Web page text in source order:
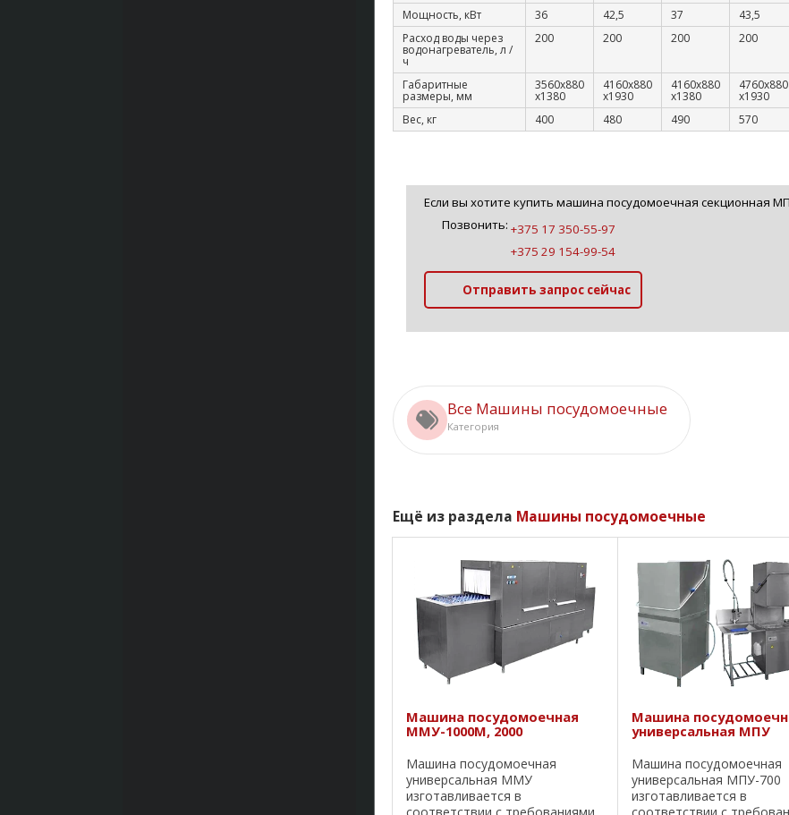
Мощность, кВт 36 42,5 37 43,5
Расход воды через
водонагреватель, л /
ч
200 200 200 200
Габаритные
размеры, мм
3560х880
х1380
4160х880
х1930
4160х880
х1380
4760х880
х1930
Вес, кг
400 480 490 570
Если вы хотите купить машина посудомоечная секционная
Позвонить: +375 17 350-55-97
+375 29 154-99-54
Отправить запрос сейчас
Все Машины посудомоечные
Категория
Ещё из раздела Машины посудомоечные
Машина посудомоечная
ММУ-1000М, 2000
Машина посудомоечная
универсальная ММУ
изготавливается в
Машина
универсальная МПУ
Машина посудомоечная
универсальная МПУ-700
изготавливается в